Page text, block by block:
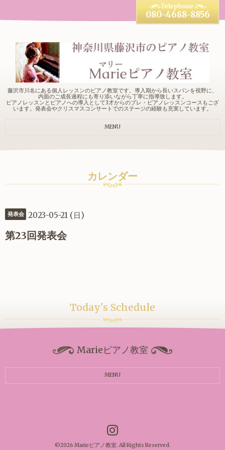
藤沢市川名にある個人レッスンのピアノ教室です。導入期から長いスパンを視野に、
内面のご成長過程にも寄り添いながら丁寧に指導致します。
ピアノレッスンとピアノへの導入として3才からのプレ・ピアノレッスンコースもござ
います。発表会やクリスマスコンサートでのステージの経験も充実しています。
080-4688-8856
MENU
カレンダー
発表会 2023-05-21 (日)
第23回発表会
Today's Schedule
Marieピアノ教室
MENU
©2026 Marieピアノ教室. All Rights Reserved.